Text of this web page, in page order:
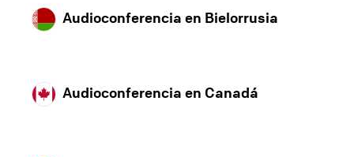
Audioconferencia en Bielorrusia
Audioconferencia en Canadá